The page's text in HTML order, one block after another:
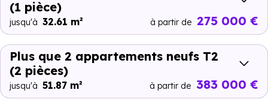
(1 pièce)
jusqu'à 32.61 m² à partir de 275 000 €
Plus que 2 appartements neufs T2
(2 pièces)
jusqu'à 51.87 m² à partir de 383 000 €